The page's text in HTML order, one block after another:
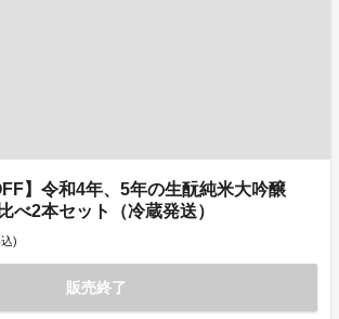
】令和4年、5年の生酛純米大吟醸
べ2本セット（冷蔵発送）
)
販売終了